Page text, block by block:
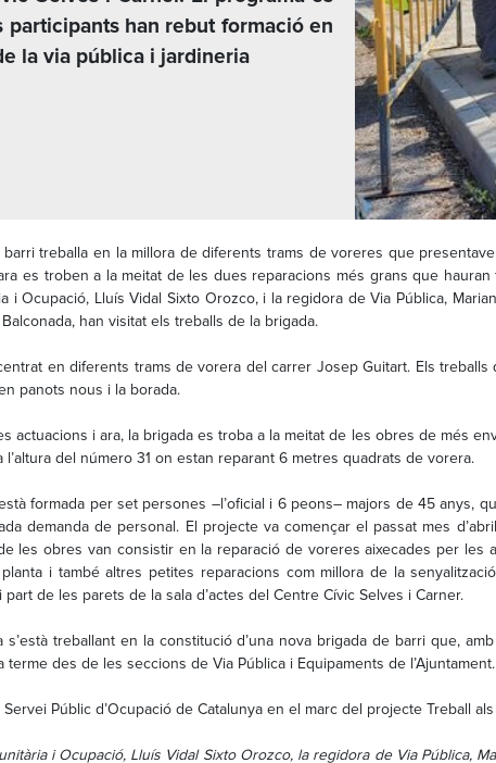
participants han rebut formació en
la via pública i jardineria
treballa en la millora de diferents trams de voreres que
es troben a la meitat de les dues reparacions més grans que
i Ocupació, Lluís Vidal Sixto Orozco, i la regidora de Via Pública,
han visitat els treballs de la brigada.
en diferents trams de vorera del carrer Josep Guitart. Els
panots nous i la borada.
actuacions i ara, la brigada es troba a la meitat de les obres de més
l’altura del número 31 on estan reparant 6 metres quadrats de vorera.
formada per set persones –l’oficial i 6 peons– majors de 45 anys,
demanda de personal. El projecte va començar el passat mes
les obres van consistir en la reparació de voreres aixecades per
i també altres petites reparacions com millora de la
de les parets de la sala d’actes del Centre Cívic Selves i Carner.
treballant en la constitució d’una nova brigada de barri que,
des de les seccions de Via Pública i Equipaments de l’Ajuntament.
Públic d’Ocupació de Catalunya en el marc del projecte Treball
i Ocupació, Lluís Vidal Sixto Orozco, la regidora de Via Pública,